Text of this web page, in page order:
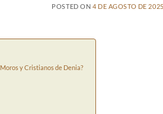
POSTED ON 4 DE AGOSTO DE 2025
Moros y Cristianos de Denia?